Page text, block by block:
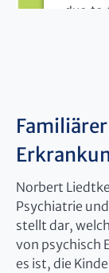
due to
Norbert
Psychiatrie
stellt dar,
von psychisch
es ist, die